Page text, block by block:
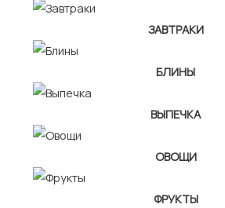
ЗАВТРАКИ
БЛИНЫ
ВЫПЕЧКА
ОВОЩИ
ФРУКТЫ